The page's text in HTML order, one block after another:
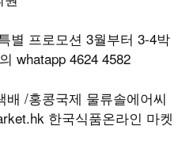
별 프로모션 3월부터 3-4박
whatapp 4624 4582
/홍콩국제 물류솔에어씨
한국식품온라인 마켓